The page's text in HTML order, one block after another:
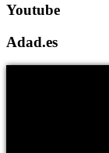
Youtube
Adad.es